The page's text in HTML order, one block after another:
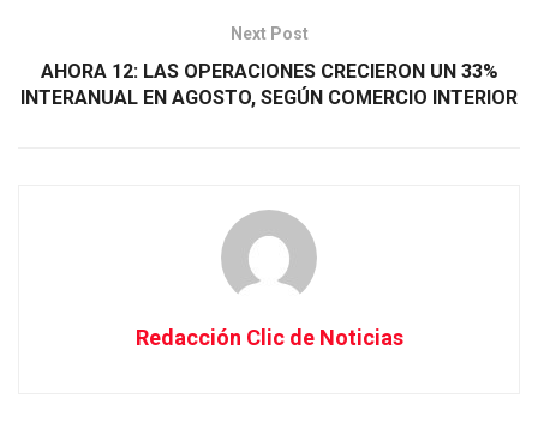
Next Post
AHORA 12: LAS OPERACIONES CRECIERON UN 33%
INTERANUAL EN AGOSTO, SEGÚN COMERCIO INTERIOR
Redacción Clic de Noticias